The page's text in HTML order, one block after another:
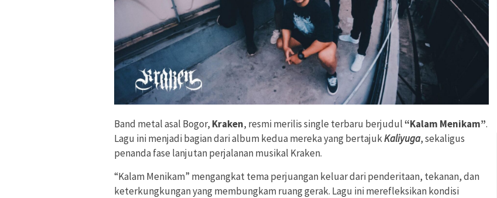
Band metal asal Bogor, Kraken, resmi merilis single terbaru berjudul“Kalam Menikam”.
Lagu ini menjadi bagian dari album kedua mereka yang bertajukKaliyuga, sekaligus
penanda fase lanjutan perjalanan musikal Kraken.
“Kalam Menikam” mengangkat tema perjuangan keluar dari penderitaan, tekanan, dan
keterkungkungan yang membungkam ruang gerak. Lagu ini merefleksikan kondisi